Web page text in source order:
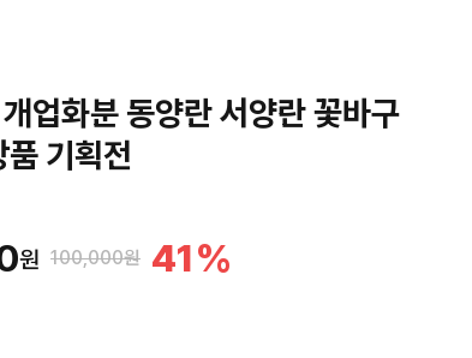
업화분 동양란 서양란 꽃바구
기획전
원 100,000원 41%